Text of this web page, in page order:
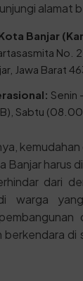
alamat
Banjar
No.
Jawa Barat
Senin
Sabtu (08.00
Banjar harus
dari
warga
berkendara di